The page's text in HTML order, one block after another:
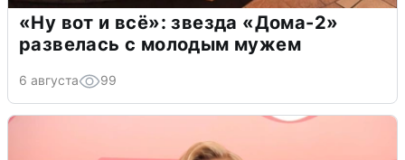
«Ну вот и всё»: звезда «Дома-2»
развелась с молодым мужем
6 августа 99